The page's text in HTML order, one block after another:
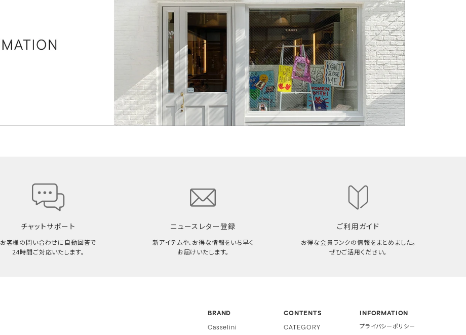
チャットサポート
お客様の問い合わせに自動回答で
24時間ご対応いたします。
ニュースレター登録
新アイテムや、お得な情報をいち早く
お届けいたします。
ご利用ガイド
お得な会員ランクの情報をまとめました。
ぜひご活用ください。
BRAND
Casselini
CONTENTS
CATEGORY
INFORMATION
プライバシーポリシー